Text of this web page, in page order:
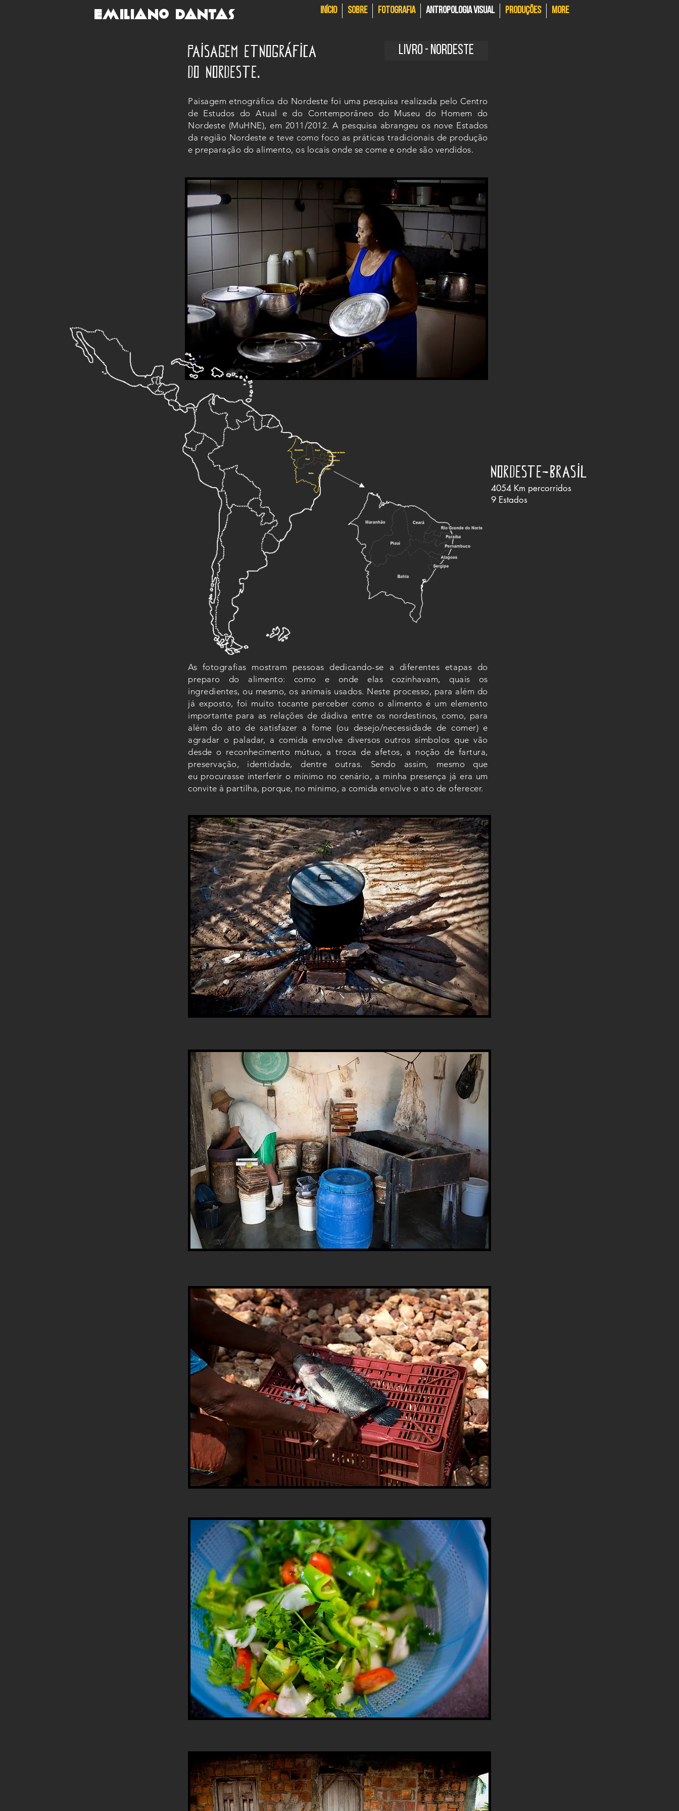
Emiliano Dantas Início SOBRE FOTOGRAFIA ANTROPOLOGIA VISUAL PRODUÇÕES More
Paisagem etnográfica
do Nordeste.
LIVRO - NORDESTE
Paisagem etnográfica do Nordeste foi uma pesquisa realizada pelo Centro
de Estudos do Atual e do Contemporâneo do Museu do Homem do
Nordeste (MuHNE), em 2011/2012. A pesquisa abrangeu os nove Estados
da região Nordeste e teve como foco as práticas tradicionais de produção
e preparação do alimento, os locais onde se come e onde são vendidos.
Nordeste-Brasil
4054 Km percorridos
9 Estados
As fotografias mostram pessoas dedicando-se a diferentes etapas do
preparo do alimento: como e onde elas cozinhavam, quais os
ingredientes, ou mesmo, os animais usados. Neste processo, para além do
já exposto, foi muito tocante perceber como o alimento é um elemento
importante para as relações de dádiva entre os nordestinos, como, para
além do ato de satisfazer a fome (ou desejo/necessidade de comer) e
agradar o paladar, a comida envolve diversos outros símbolos que vão
desde o reconhecimento mútuo, a troca de afetos, a noção de fartura,
preservação, identidade, dentre outras. Sendo assim, mesmo que
eu procurasse interferir o mínimo no cenário, a minha presença já era um
convite à partilha, porque, no mínimo, a comida envolve o ato de oferecer.